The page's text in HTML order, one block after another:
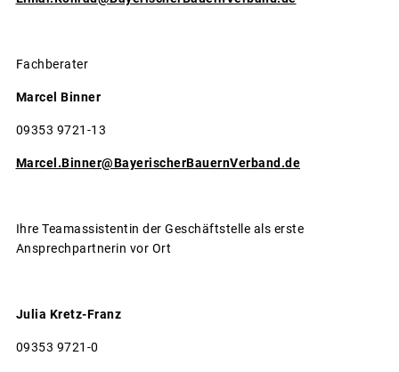
Fachberater
Marcel Binner
09353 9721-13
Marcel.Binner@BayerischerBauernVerband.de
Ihre Teamassistentin der Geschäftstelle als erste
Ansprechpartnerin vor Ort
Julia Kretz-Franz
09353 9721-0